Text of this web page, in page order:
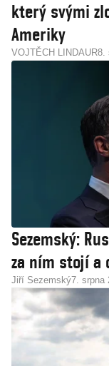
který svými
Ameriky
VOJTĚCH LINDAUR8.
Sezemský:
za ním stojí a
Jiří Sezemský7. srpna